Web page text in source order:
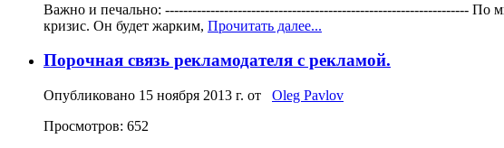
Важно и печально: ------------------------------------------------------------------- По
кризис. Он будет жарким, Прочитать далее...
Порочная связь рекламодателя с рекламой.
Опубликовано 15 ноября 2013 г. от Oleg Pavlov
Просмотров: 652